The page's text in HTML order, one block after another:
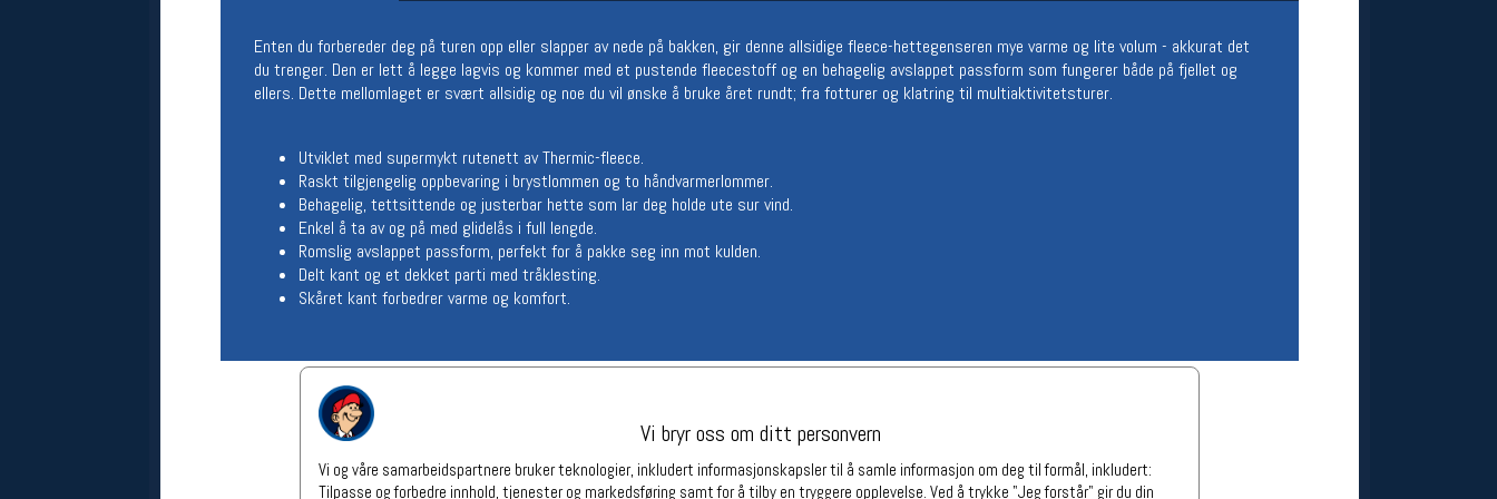
Enten du forbereder deg på turen opp eller slapper av nede på bakken, gir denne allsidige fleece-hettegenseren mye varme og lite volum - akkurat det
du trenger. Den er lett å legge lagvis og kommer med et pustende fleecestoff og en behagelig avslappet passform som fungerer både på fjellet og
ellers. Dette mellomlaget er svært allsidig og noe du vil ønske å bruke året rundt; fra fotturer og klatring til multiaktivitetsturer.
Utviklet med supermykt rutenett av Thermic-fleece.
Raskt tilgjengelig oppbevaring i brystlommen og to håndvarmerlommer.
Behagelig, tettsittende og justerbar hette som lar deg holde ute sur vind.
Enkel å ta av og på med glidelås i full lengde.
Romslig avslappet passform, perfekt for å pakke seg inn mot kulden.
Delt kant og et dekket parti med tråklesting.
Skåret kant forbedrer varme og komfort.
Vi bryr oss om ditt personvern
Vi og våre samarbeidspartnere bruker teknologier, inkludert informasjonskapsler til å samle informasjon om deg til formål, inkludert:
Tilpasse og forbedre innhold, tjenester og markedsføring samt for å tilby en tryggere opplevelse. Ved å trykke "Jeg forstår" gir du din
Man-Fredag:
11-18
Lørdag:
11-16
Om verkstedet
nettbutikken og trykke på den
nederste blå linjen
Salgsbetingelser
Personsvernerklæring
Informasjonskapsler
Org. nr: 976754360
Ledige stillinger
Følg oss på Partnere